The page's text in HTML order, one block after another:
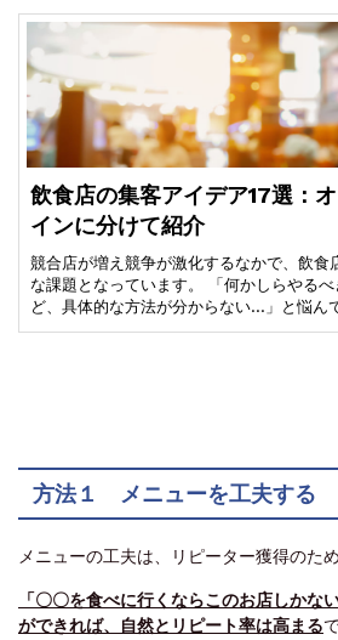
飲食店の集客アイデア17選：
インに分けて紹介
競合店が増え競争が激化するなかで、飲食
な課題となっています。 「何かしらやる
ど、具体的な方法が分からない...」と悩ん
方法１ メニューを工夫する
メニューの工夫は、リピーター獲得のた
「〇〇を食べに行くならこのお店しかな
ができれば、自然とリピート率は高まる